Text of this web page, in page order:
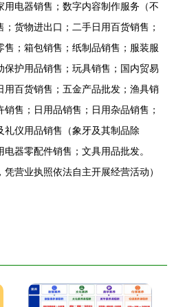
用电器销售；数字内容制作服务（不
货物进出口；二手日用百货销售；
售；箱包销售；纸制品销售；服装服
护用品销售；玩具销售；国内贸易
用百货销售；五金产品批发；渔具销
售；日用品销售；日用杂品销售；
礼仪用品销售（象牙及其制品除
器零配件销售；文具用品批发。
凭营业执照依法自主开展经营活动）